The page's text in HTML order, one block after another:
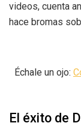
videos, cuenta
hace bromas
Échale un ojo:
El éxito de